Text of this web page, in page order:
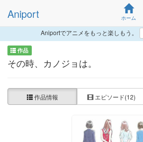
Aniport ホーム
Aniportでアニメをもっと楽しもう。
作品
その時、カノジョは。
作品情報 エピソード(12)